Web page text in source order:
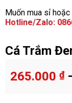
Muốn mua sỉ
Hotline/Zalo:
Cá Trắm
265.000 ₫